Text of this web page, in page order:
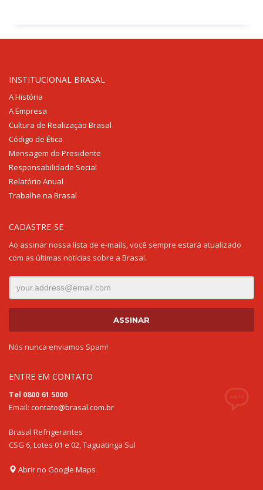
INSTITUCIONAL BRASAL
A História
A Empresa
Cultura de Realização Brasal
Código de Ética
Mensagem do Presidente
Responsabilidade Social
Relatório Anual
Trabalhe na Brasal
CADASTRE-SE
Ao assinar nossa lista de e-mails, você sempre estará atualizado
com as últimas notícias sobre a Brasal.
Nós nunca enviamos Spam!
ENTRE EM CONTATO
Tel 0800 61 5000
Email: contato@brasal.com.br
Brasal Refrigerantes
CSG 6, Lotes 01 e 02, Taguatinga Sul
Abrir no Google Maps